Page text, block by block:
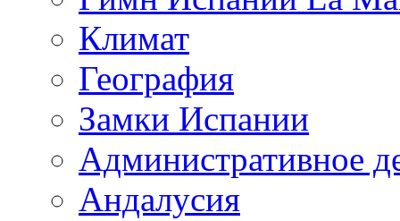
Климат
География
Замки Испании
Административное
Андалусия